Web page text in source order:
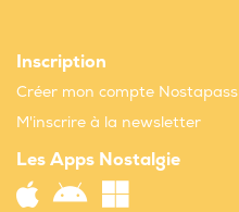
Inscription
Créer mon compte Nostapass
M'inscrire à la newsletter
Les Apps Nostalgie